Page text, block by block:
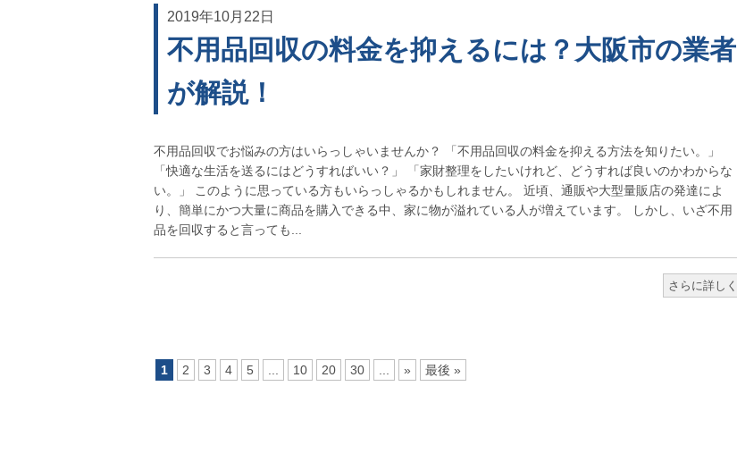
2019年10月22日
不用品回収の料金を抑えるには？大阪市の業者
が解説！
不用品回収でお悩みの方はいらっしゃいませんか？ 「不用品回収の料金を抑える方法を知りたい。」
「快適な生活を送るにはどうすればいい？」 「家財整理をしたいけれど、どうすれば良いのかわからな
い。」 このように思っている方もいらっしゃるかもしれません。 近頃、通販や大型量販店の発達によ
り、簡単にかつ大量に商品を購入できる中、家に物が溢れている人が増えています。 しかし、いざ不用
品を回収すると言っても...
さらに詳しく
1 2 3 4 5 10 20 30 » 最後 »